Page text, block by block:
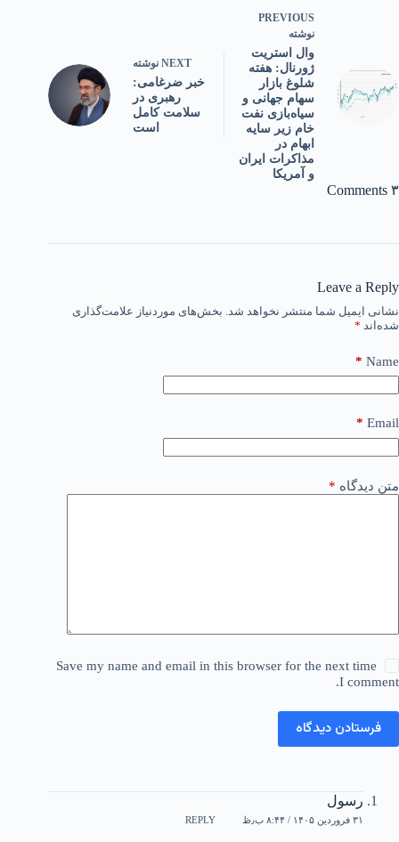
PREVIOUS
نوشته
وال استریت
ژورنال: هفته
شلوغ بازار
سهام جهانی و
سیاه‌بازی نفت
خام زیر سایه
ابهام در
مذاکرات ایران
و آمریکا
NEXT نوشته
خبر ضرغامی:
رهبری در
سلامت کامل
است
۳ Comments
Leave a Reply
نشانی ایمیل شما منتشر نخواهد شد. بخش‌های موردنیاز علامت‌گذاری
شده‌اند *
Name
*
Email
*
متن دیدگاه *
Save my name and email in this browser for the next time
I comment.
فرستادن دیدگاه
رسول
۳۱ فروردین ۱۴۰۵ / ۸:۴۴ ب٫ظ REPLY